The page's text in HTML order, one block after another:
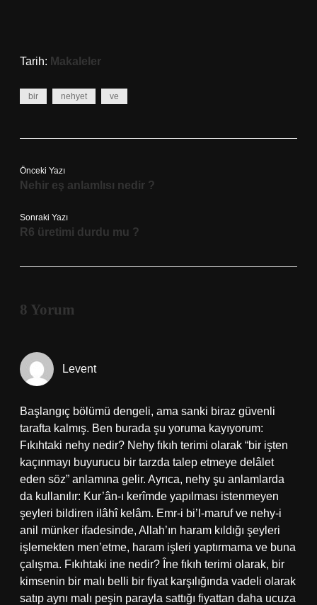
Tarih: Makaleler
bir nehyet ve
Önceki Yazı
Nehir eş anlamlısı nedir ?
Sonraki Yazı
R6 üretimi durdu mu ?
8 Yorum
Levent
Başlangıç bölümü dengeli, ama sanki biraz güvenli
tarafta kalmış. Ben burada şu yoruma kayıyorum:
Fıkıhtaki nehy nedir? Nehy fıkıh terimi olarak “bir işten
kaçınmayı buyurucu bir tarzda talep etmeye delâlet
eden söz” anlamına gelir. Ayrıca, nehy şu anlamlarda
da kullanılır: Kur’ân-ı kerîmde yapılması istenmeyen
şeyleri bildiren ilâhî kelâm. Emr-i bi’l-maruf ve nehy-i
anil münker ifadesinde, Allah’ın haram kıldığı şeyleri
işlemekten men’etme, haram işleri yaptırmama ve buna
çalışma. Fıkıhtaki ine nedir? Îne fıkıh terimi olarak, bir
kimsenin bir malı belli bir fiyat karşılığında vadeli olarak
satıp aynı malı peşin parayla sattığı fiyattan daha ucuza